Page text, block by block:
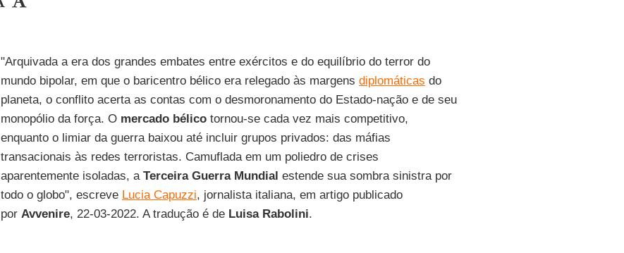
"Arquivada a era dos grandes embates entre exércitos e do equilíbrio do terror do
mundo bipolar, em que o baricentro bélico era relegado às margens diplomáticas do
planeta, o conflito acerta as contas com o desmoronamento do Estado-nação e de seu
monopólio da força. O mercado bélicotornou-se cada vez mais competitivo,
enquanto o limiar da guerra baixou até incluir grupos privados: das máfias
transacionais às redes terroristas. Camuflada em um poliedro de crises
aparentemente isoladas, a Terceira Guerra Mundial estende sua sombra sinistra por
todo o globo", escreve Lucia Capuzzi, jornalista italiana, em artigo publicado
por Avvenire, 22-03-2022. A tradução é de Luisa Rabolini.